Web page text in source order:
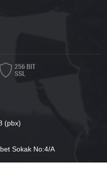
(pbx)
Sokak No:4/A